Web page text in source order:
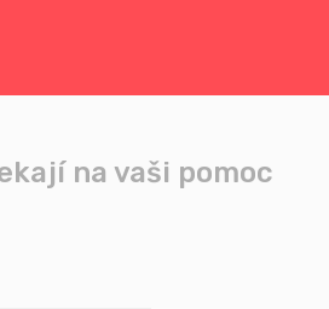
na vaši pomoc